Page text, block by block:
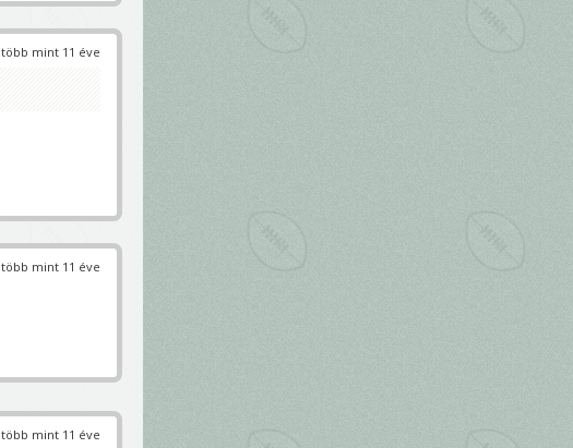
több mint 11 éve
több mint 11 éve
több mint 11 éve